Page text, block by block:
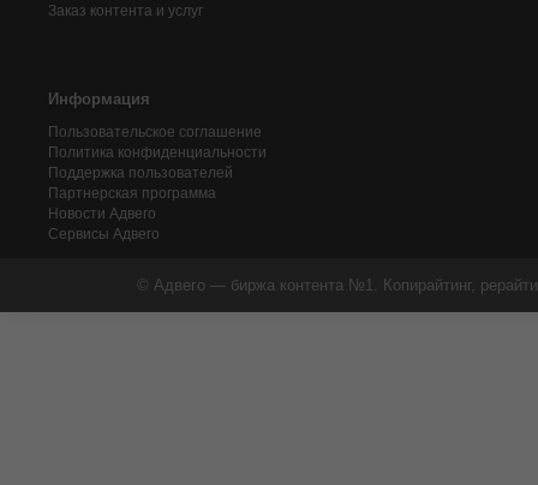
Заказ контента и услуг
Информация
Пользовательское соглашение
Политика конфиденциальности
Поддержка пользователей
Партнерская программа
Новости Адвего
Сервисы Адвего
© Адвего — биржа контента №1. Копирайтинг,